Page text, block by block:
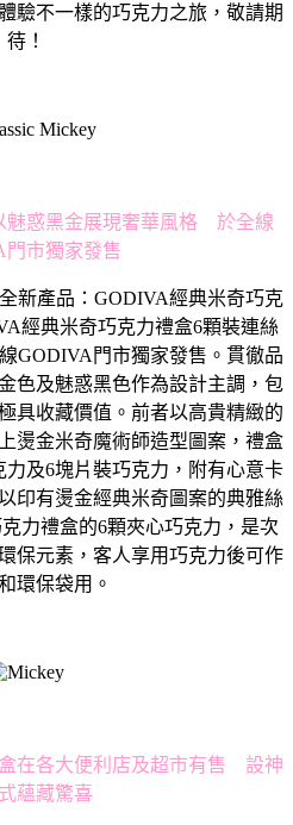
驗不一樣的巧克力之旅， 敬請期
待！
魅惑黑金展現奢華風格 於全線
門市獨家發售
新產品：GODIVA經典米奇巧克
經典米奇巧克力禮盒6顆裝連絲
GODIVA門市獨家發售。貫徹品
色及魅惑黑色作為設計主調，包
具收藏價值。前者以高貴精緻的
燙金米奇魔術師造型圖案，禮盒
及6塊片裝巧克力，附有心意卡
印有燙金經典米奇圖案的典雅絲
力禮盒的6顆夾心巧克力，是次
保元素，客人享用巧克力後可作
環保袋用。
在各大便利店及超市有售 設神
蘊藏驚喜